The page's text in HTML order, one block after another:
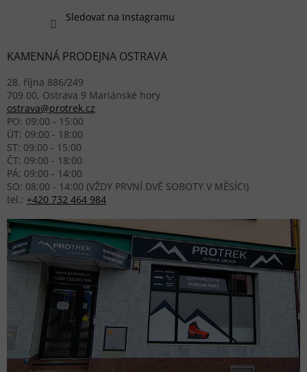
Sledovat na Instagramu
KAMENNÁ PRODEJNA OSTRAVA
28. října 886/249
709 00, Ostrava 9 Mariánské hory
ostrava@protrek.cz
PO: 09:00 - 15:00
ÚT: 09:00 - 18:00
ST: 09:00 - 15:00
ČT: 09:00 - 18:00
PÁ: 09:00 - 14:00
SO: 08:00 - 14:00 (VŽDY PRVNÍ DVĚ SOBOTY V MĚSÍCI)
tel.: +420 732 464 984